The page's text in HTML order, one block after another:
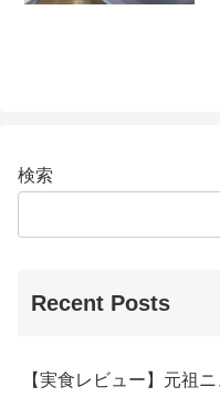
検索
Recent Posts
【実食レビュー】元祖